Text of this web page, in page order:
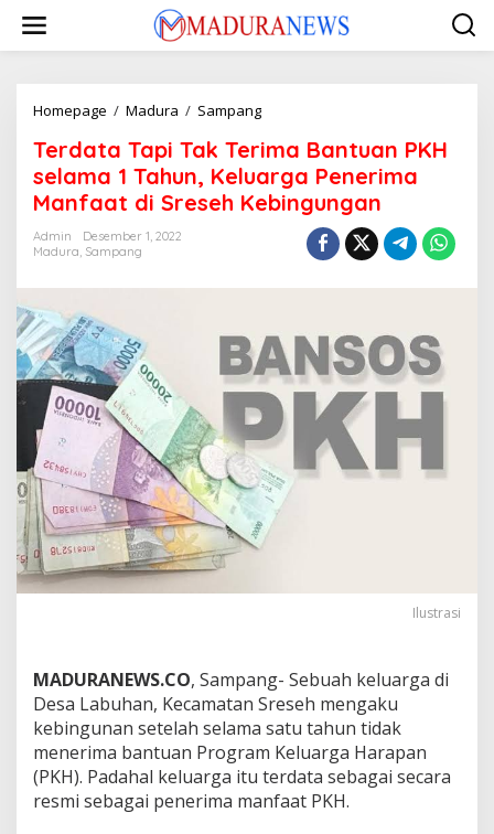
konten
Homepage / Madura / SampangTerdata
Tak
Terima
Bantuan
PKH
Keluarga
di
Sreseh
Kebingungan
Terdata Tapi Tak Terima Bantuan PKH
selama 1 Tahun, Keluarga Penerima
Manfaat di Sreseh Kebingungan
Admin
Desember 1, 2022
Madura, Sampang
Ilustrasi
MADURANEWS.CO, Sampang- Sebuah keluarga di
Desa Labuhan, Kecamatan Sreseh mengaku
kebingunan setelah selama satu tahun tidak
menerima bantuan Program Keluarga Harapan
(PKH). Padahal keluarga itu terdata sebagai secara
resmi sebagai penerima manfaat PKH.